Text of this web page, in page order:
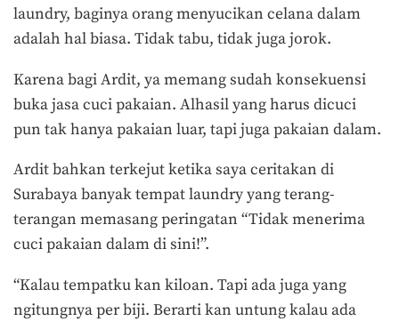
laundry, baginya orang menyucikan celana dalam
adalah hal biasa. Tidak tabu, tidak juga jorok.
Karena bagi Ardit, ya memang sudah konsekuensi
buka jasa cuci pakaian. Alhasil yang harus dicuci
pun tak hanya pakaian luar, tapi juga pakaian dalam.
Ardit bahkan terkejut ketika saya ceritakan di
Surabaya banyak tempat laundry yang terang-
terangan memasang peringatan “Tidak menerima
cuci pakaian dalam di sini!”.
“Kalau tempatku kan kiloan. Tapi ada juga yang
ngitungnya per biji. Berarti kan untung kalau ada